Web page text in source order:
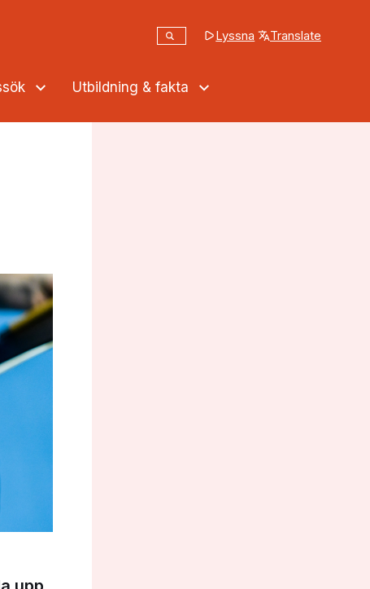
Utbildning & fakta
Sök på webbplatsen
Sök Lyssna Translate
(opens in a new